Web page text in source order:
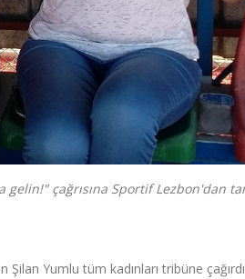
çağrısına Sportif Lezbon'dan
Yumlu tüm kadınları tribüne